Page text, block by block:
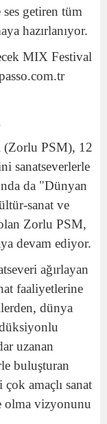
getiren tüm
hazırlanıyor.
MIX Festival
(Zorlu PSM), 12
sanatseverlerle
da "Dünyan
sanat ve
Zorlu PSM,
devam ediyor.
ağırlayan
faaliyetlerine
dünya
uzanan
buluşturan
amaçlı sanat
olma vizyonunu